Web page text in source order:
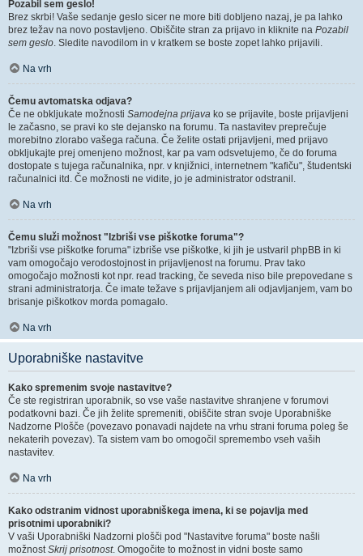
Pozabil sem geslo!
Brez skrbi! Vaše sedanje geslo sicer ne more biti dobljeno nazaj, je pa lahko
brez težav na novo postavljeno. Obiščite stran za prijavo in kliknite na Pozabil
sem geslo. Sledite navodilom in v kratkem se boste zopet lahko prijavili.
Na vrh
Čemu avtomatska odjava?
Če ne obkljukate možnosti Samodejna prijava ko se prijavite, boste prijavljeni
le začasno, se pravi ko ste dejansko na forumu. Ta nastavitev preprečuje
morebitno zlorabo vašega računa. Če želite ostati prijavljeni, med prijavo
obkljukajte prej omenjeno možnost, kar pa vam odsvetujemo, če do foruma
dostopate s tujega računalnika, npr. v knjižnici, internetnem "kafiču", študentski
računalnici itd. Če možnosti ne vidite, jo je administrator odstranil.
Na vrh
Čemu služi možnost "Izbriši vse piškotke foruma"?
"Izbriši vse piškotke foruma" izbriše vse piškotke, ki jih je ustvaril phpBB in ki
vam omogočajo verodostojnost in prijavljenost na forumu. Prav tako
omogočajo možnosti kot npr. read tracking, če seveda niso bile prepovedane s
strani administratorja. Če imate težave s prijavljanjem ali odjavljanjem, vam bo
brisanje piškotkov morda pomagalo.
Na vrh
Uporabniške nastavitve
Kako spremenim svoje nastavitve?
Če ste registriran uporabnik, so vse vaše nastavitve shranjene v forumovi
podatkovni bazi. Če jih želite spremeniti, obiščite stran svoje Uporabniške
Nadzorne Plošče (povezavo ponavadi najdete na vrhu strani foruma poleg še
nekaterih povezav). Ta sistem vam bo omogočil spremembo vseh vaših
nastavitev.
Na vrh
Kako odstranim vidnost uporabniškega imena, ki se pojavlja med
prisotnimi uporabniki?
V vaši Uporabniški Nadzorni plošči pod "Nastavitve foruma" boste našli
možnostSkrij prisotnost. Omogočite to možnost in vidni boste samo